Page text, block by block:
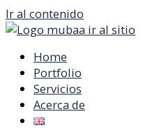
Ir al contenido
Home
Portfolio
Servicios
Acerca de